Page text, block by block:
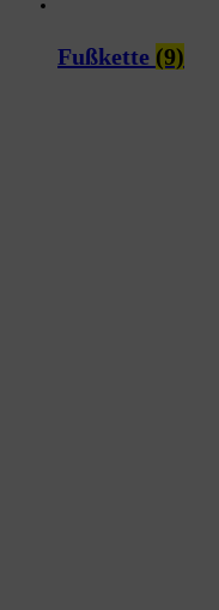
Fußkette (9)